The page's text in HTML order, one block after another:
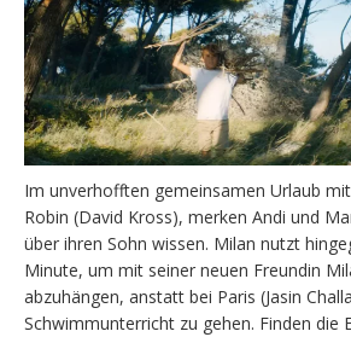
Im unverhofften gemeinsamen Urlaub
Robin (David Kross), merken Andi und
über ihren Sohn wissen. Milan nutzt
Minute, um mit seiner neuen Freundin
abzuhängen, anstatt bei Paris (Jasin
Schwimmunterricht zu gehen. Finden die